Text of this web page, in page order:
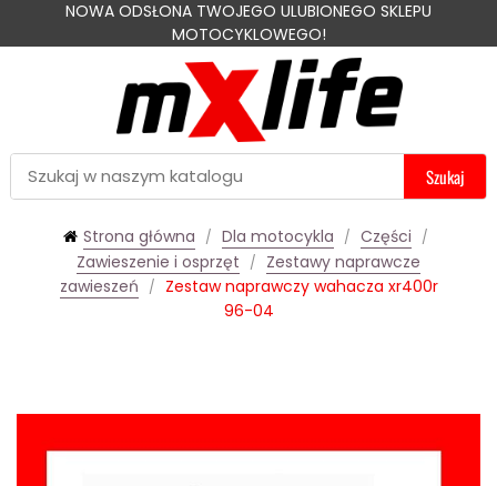
NOWA ODSŁONA TWOJEGO ULUBIONEGO SKLEPU
MOTOCYKLOWEGO!
Szukaj
Strona główna Dla motocykla
Części
Zawieszenie i osprzęt
Zestawy naprawcze
zawieszeń
Zestaw naprawczy wahacza xr400r
96-04